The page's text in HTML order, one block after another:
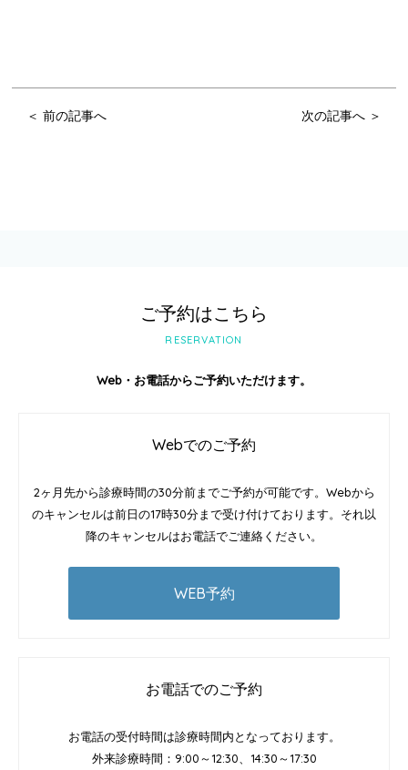
＜ 前の記事へ 次の記事へ ＞
ご予約はこちら
RESERVATION
Web・お電話からご予約いただけます。
Webでのご予約
2ヶ月先から診療時間の30分前までご予約が可能です。Webから
のキャンセルは前日の17時30分まで受け付けております。それ以
降のキャンセルはお電話でご連絡ください。
WEB予約
お電話でのご予約
お電話の受付時間は診療時間内となっております。
外来診療時間：9:00～12:30、14:30～17:30